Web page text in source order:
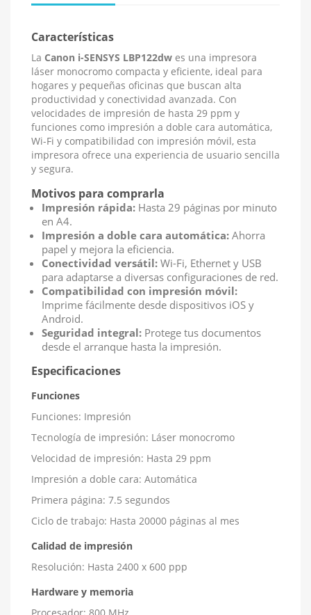
Características
La Canon i-SENSYS LBP122dw es una impresora
láser monocromo compacta y eficiente, ideal para
hogares y pequeñas oficinas que buscan alta
productividad y conectividad avanzada. Con
velocidades de impresión de hasta 29 ppm y
funciones como impresión a doble cara automática,
Wi-Fi y compatibilidad con impresión móvil, esta
impresora ofrece una experiencia de usuario sencilla
y segura.
Motivos para comprarla
Impresión rápida: Hasta 29 páginas por minuto
en A4.
Impresión a doble cara automática: Ahorra
papel y mejora la eficiencia.
Conectividad versátil: Wi-Fi, Ethernet y USB
para adaptarse a diversas configuraciones de red.
Compatibilidad con impresión móvil:
Imprime fácilmente desde dispositivos iOS y
Android.
Seguridad integral: Protege tus documentos
desde el arranque hasta la impresión.
Especificaciones
Funciones
Funciones: Impresión
Tecnología de impresión: Láser monocromo
Velocidad de impresión: Hasta 29 ppm
Impresión a doble cara: Automática
Primera página: 7.5 segundos
Ciclo de trabajo: Hasta 20000 páginas al mes
Calidad de impresión
Resolución: Hasta 2400 x 600 ppp
Hardware y memoria